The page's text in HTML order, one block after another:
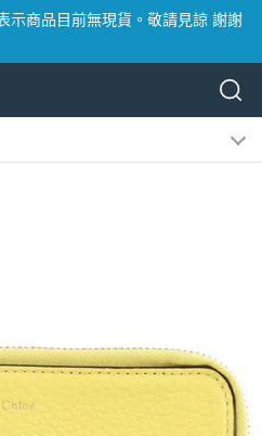
示商品目前無現貨。敬請見諒 謝謝